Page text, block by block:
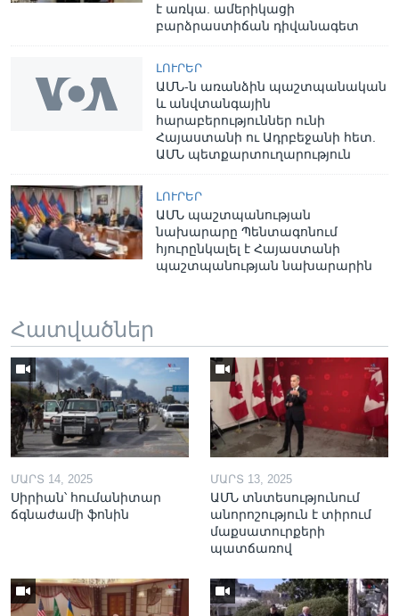
է առկա. ամերիկացի
բարձրաստիճան դիվանագետ
ԼՈՒՐԵՐ
ԱՄՆ-ն առանձին պաշտպանական
և անվտանգային
հարաբերություններ ունի
Հայաստանի ու Ադրբեջանի հետ.
ԱՄՆ պետքարտուղարություն
ԼՈՒՐԵՐ
ԱՄՆ պաշտպանության
նախարարը Պենտագոնում
հյուրընկալել է Հայաստանի
պաշտպանության նախարարին
Հատվածներ
ՄԱՐՏ 14, 2025
Սիրիան՝ հումանիտար
ճգնաժամի ֆոնին
ՄԱՐՏ 13, 2025
ԱՄՆ տնտեսությունում
անորոշություն է տիրում
մաքսատուրքերի
պատճառով